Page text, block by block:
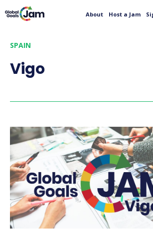
About Host a Jam
SPAIN
Vigo